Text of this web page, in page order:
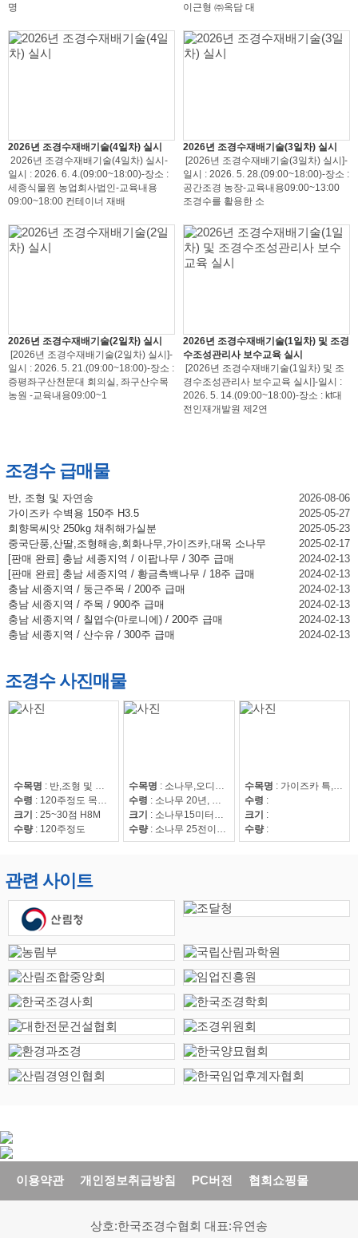
명
이근형 ㈜옥담 대
2026년 조경수재배기술(4일차) 실시
2026년 조경수재배기술(4일차) 실시-
일시 : 2026. 6. 4.(09:00~18:00)-장소 :
세종식물원 농업회사법인-교육내용
09:00~18:00 컨테이너 재배
2026년 조경수재배기술(3일차) 실시
[2026년 조경수재배기술(3일차) 실시]-
일시 : 2026. 5. 28.(09:00~18:00)-장소 :
공간조경 농장-교육내용09:00~13:00
조경수를 활용한 소
2026년 조경수재배기술(2일차) 실시
[2026년 조경수재배기술(2일차) 실시]-
일시 : 2026. 5. 21.(09:00~18:00)-장소 :
증평좌구산천문대 회의실, 좌구산수목
농원 -교육내용09:00~1
2026년 조경수재배기술(1일차) 및 조경
수조성관리사 보수교육 실시
[2026년 조경수재배기술(1일차) 및 조
경수조성관리사 보수교육 실시]-일시 :
2026. 5. 14.(09:00~18:00)-장소 : kt대
전인재개발원 제2연
조경수 급매물
반, 조형 및 자연송
2026-08-06
가이즈카 수벽용 150주 H3.5
2025-05-27
회향목씨앗 250kg 채취해가실분
2025-05-23
중국단풍,산딸,조형해송,회화나무,가이즈카,대목 소나무
2025-02-17
[판매 완료] 충남 세종지역 / 이팝나무 / 30주 급매
2024-02-13
[판매 완료] 충남 세종지역 / 황금측백나무 / 18주 급매
2024-02-13
충남 세종지역 / 둥근주목 / 200주 급매
2024-02-13
충남 세종지역 / 주목 / 900주 급매
2024-02-13
충남 세종지역 / 칠엽수(마로니에) / 200주 급매
2024-02-13
충남 세종지역 / 산수유 / 300주 급매
2024-02-13
조경수 사진매물
수목명 : 반,조형 및 자연송
수령 : 120주정도 목대 50만
크기
: 25~30점 H8M
수량 : 120주정도
수목명 : 소나무,오디뽕나무
수령 : 소나무 20년, 오디뽕나무7년
크기
: 소나무15미터이상
수량 : 소나무 25전이상85수, 25전이하220수, 뽕나무 42수
수목명 : 가이즈카 특,회화15~30,조형해송,중국단풍 특 20점,해송8~20,느티나무20~50,회화15~30
수령 :
크기
:
수량 :
관련 사이트
이용약관 개인정보취급방침 PC버전 협회쇼핑몰
상호:한국조경수협회 대표:유연송